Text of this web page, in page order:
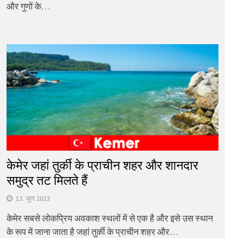
और गुणों के…
केमेर जहां तुर्की के प्राचीन शहर और शानदार
समुद्र तट मिलते हैं
13. जून 2023
केमेर सबसे लोकप्रिय अवकाश स्थलों में से एक है और इसे उस स्थान
के रूप में जाना जाता है जहां तुर्की के प्राचीन शहर और…